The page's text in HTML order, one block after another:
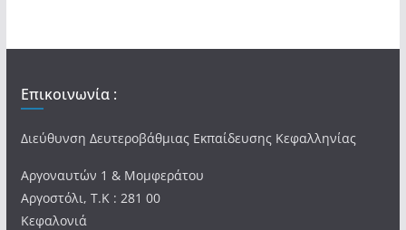
Επικοινωνία :
Διεύθυνση Δευτεροβάθμιας Εκπαίδευσης Κεφαλληνίας
Αργοναυτών 1 & Μομφεράτου
Αργοστόλι, Τ.Κ : 281 00
Κεφαλονιά